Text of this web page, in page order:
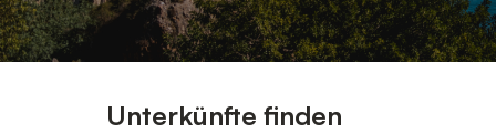
Unterkünfte finden